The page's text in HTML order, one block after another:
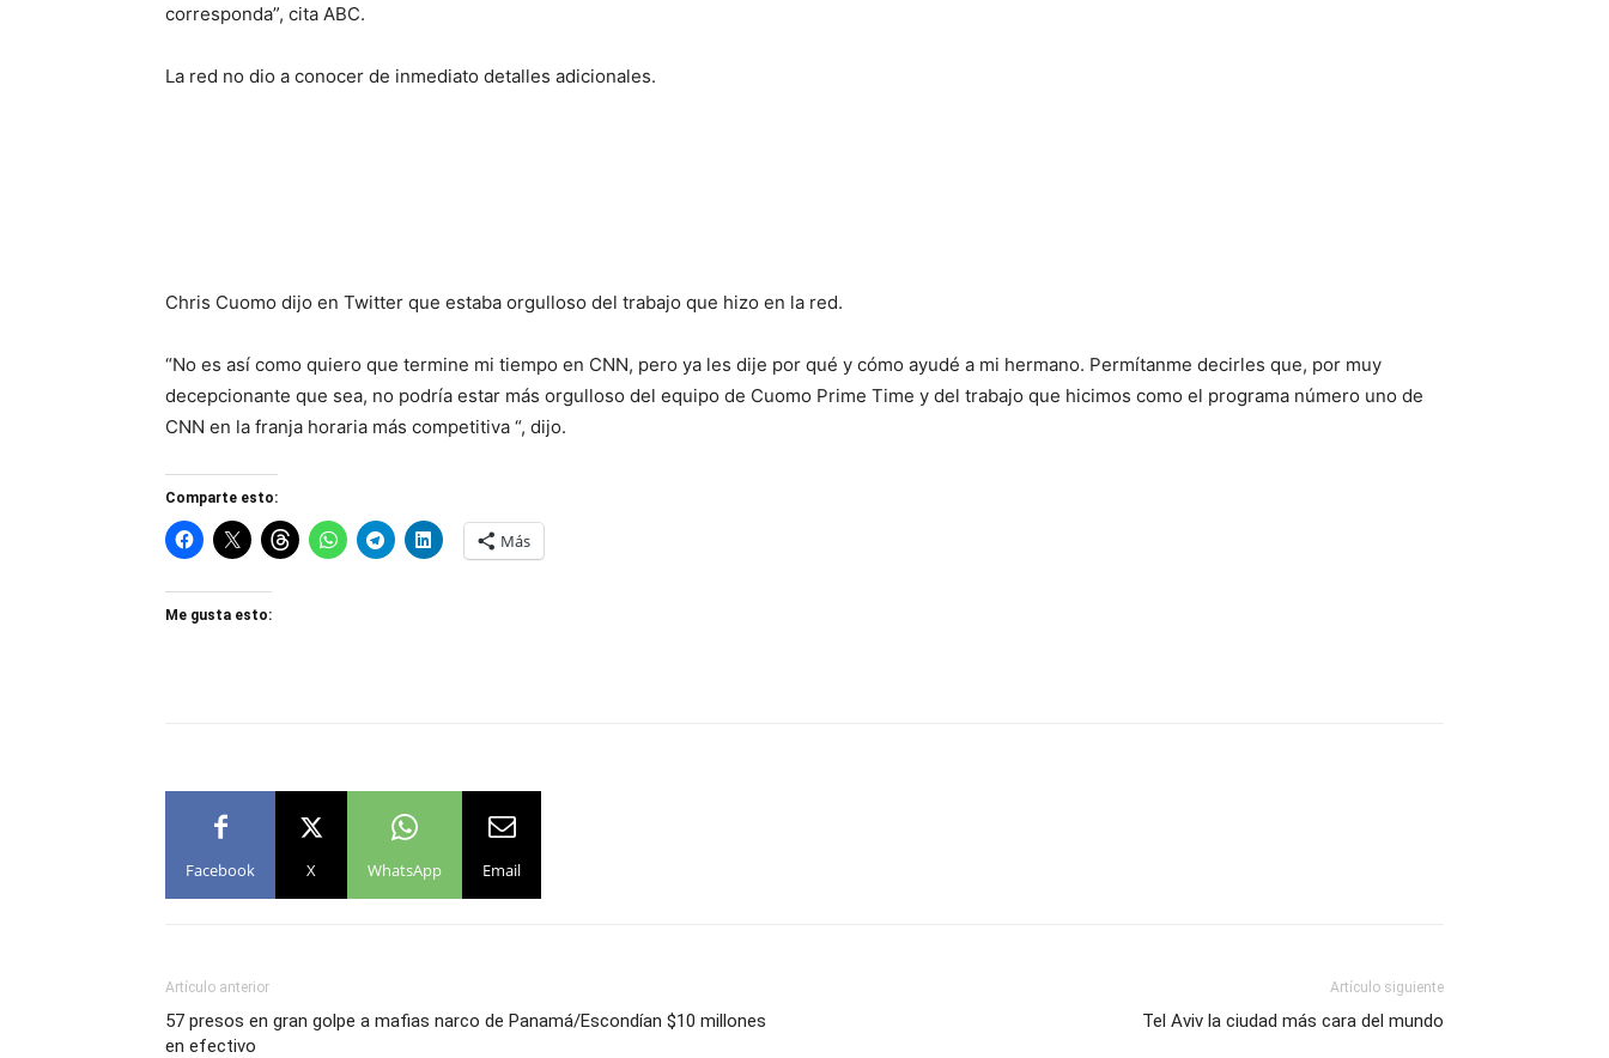
corresponda”, cita ABC.
La red no dio a conocer de inmediato detalles adicionales.
Chris Cuomo dijo en Twitter que estaba orgulloso del trabajo que hizo en la red.
“No es así como quiero que termine mi tiempo en CNN, pero ya les dije por qué y cómo ayudé a mi hermano. Permítanme decirles que, por muy
decepcionante que sea, no podría estar más orgulloso del equipo de Cuomo Prime Time y del trabajo que hicimos como el programa número uno de
CNN en la franja horaria más competitiva “, dijo.
Comparte esto:
Más
Me gusta esto:
Facebook X WhatsApp Email
Artículo anterior
57 presos en gran golpe a mafias narco de Panamá/Escondían $10 millones
en efectivo
Artículo siguiente
Tel Aviv la ciudad más cara del mundo